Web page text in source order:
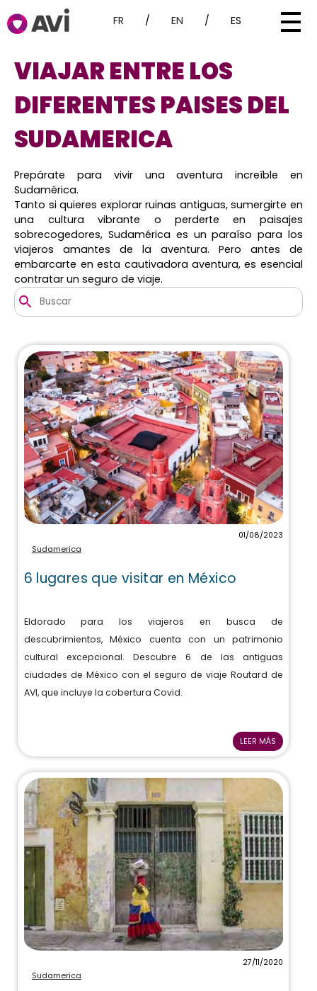
FR / EN / ES
VIAJAR ENTRE LOS
DIFERENTES PAISES DEL
SUDAMERICA
Prepárate para vivir una aventura increíble en
Sudamérica.
Tanto si quieres explorar ruinas antiguas, sumergirte en
una cultura vibrante o perderte en paisajes
sobrecogedores, Sudamérica es un paraíso para los
viajeros amantes de la aventura. Pero antes de
embarcarte en esta cautivadora aventura, es esencial
contratar un seguro de viaje.
01/08/2023
Sudamerica
6 lugares que visitar en México
Eldorado para los viajeros en busca de
descubrimientos, México cuenta con un patrimonio
cultural excepcional. Descubre 6 de las antiguas
ciudades de México con el seguro de viaje Routard de
AVI, que incluye la cobertura Covid.
LEER MÁS
27/11/2020
Sudamerica